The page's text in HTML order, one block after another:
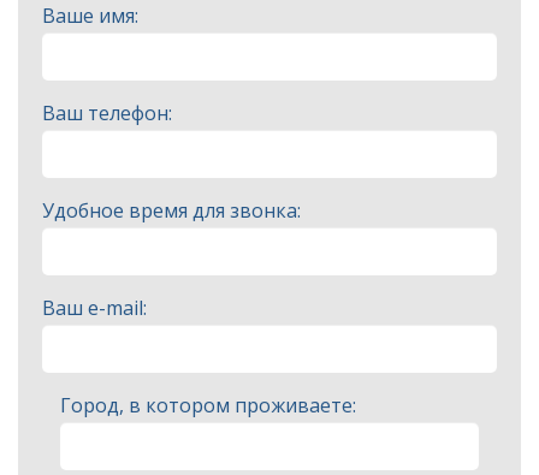
Ваше имя:
Ваш телефон:
Удобное время для звонка:
Ваш e-mail:
Город, в котором проживаете: